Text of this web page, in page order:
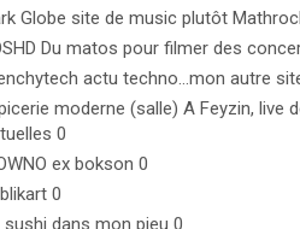
Globe site de music plutôt
Du matos pour filmer des
actu techno…mon autre
moderne (salle) A Feyzin, live
0
ex bokson 0
0
sushi dans mon pieu 0